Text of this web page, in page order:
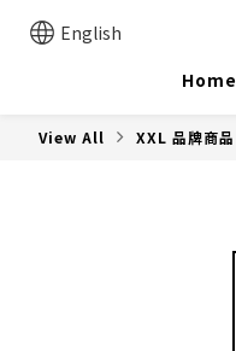
English
Home
View All XXL 品牌商品